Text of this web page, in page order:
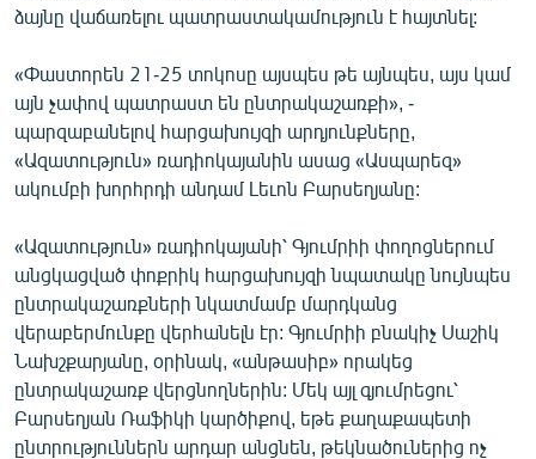
ԲԱՆԱՎԵՃ
ՁԳՏԵԼՈՎ ԼԱՎԱԳՈՒՅՆԻՆ
ՓՈԴՔԱՍԹ
Հայերեն
Русский
ՀԵՏԵՎԵՔ ՄԵԶ
ձայնը վաճառելու պատրաստակամություն է հայտնել:
«Փաստորեն 21-25 տոկոսը այսպես թե այնպես, այս կամ
այն չափով պատրաստ են ընտրակաշառքի», -
պարզաբանելով հարցախույզի արդյունքները,
«Ազատություն» ռադիոկայանին ասաց «Ասպարեզ»
ակումբի խորհրդի անդամ Լեւոն Բարսեղյանը:
«Ազատություն» ռադիոկայանի՝ Գյումրիի փողոցներում
անցկացված փոքրիկ հարցախույզի նպատակը նույնպես
ընտրակաշառքների նկատմամբ մարդկանց
վերաբերմունքը վերհանելն էր: Գյումրիի բնակիչ Սաշիկ
Նախշքարյանը, օրինակ, «անթասիբ» որակեց
ընտրակաշառք վերցնողներին: Մեկ այլ գյումրեցու՝
Բարսեղյան Ռաֆիկի կարծիքով, եթե քաղաքապետի
ընտրություններն արդար անցնեն, թեկնածուներից ոչ